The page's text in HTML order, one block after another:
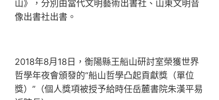
山》，分別由當代文明藝術出書社、山東文明音
像出書社出書。
2018年8月18日，衡陽縣王船山研討室榮獲世界
哲學年夜會頒發的“船山哲學凸起貢獻獎（單位
獎）”（個人獎項被授予給時任岳麓書院朱漢平易